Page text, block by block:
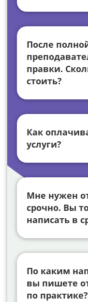
После
правки.
стоить?
Как
услуги?
Мне нужен
срочно. Вы
написать в
По каким
вы пишете
по практике?